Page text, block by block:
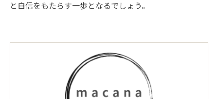
と自信をもたらす一歩となるでしょう。